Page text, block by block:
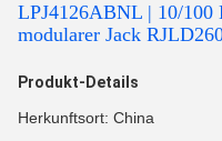
LPJ4126ABNL | 10/100
modularer Jack
Produkt-Details
Herkunftsort: China